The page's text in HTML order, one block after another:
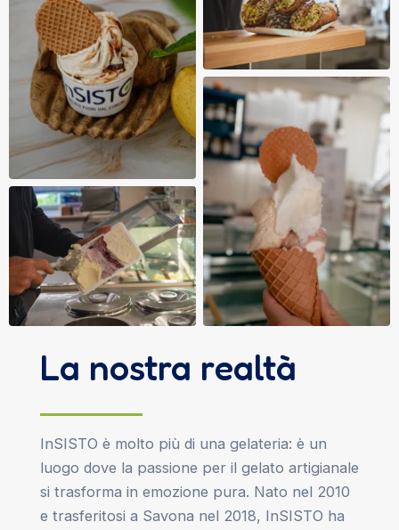
La nostra realtà
InSISTO è molto più di una gelateria: è un
luogo dove la passione per il gelato artigianale
si trasforma in emozione pura. Nato nel 2010
e trasferitosi a Savona nel 2018, InSISTO ha